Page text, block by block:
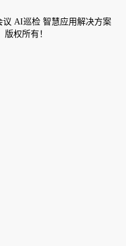
AI巡检 智慧应用解决方案
权所有！